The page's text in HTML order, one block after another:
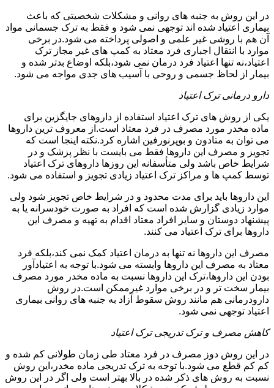
در این روش به جنبه های روانی و مشکلات شخصیتی که باعث
بیماری اعتیاد شده اند توجهی نمی شود و فقط به ترک جسمانی مواد
آن هم با روشی غیر علمی و اصولی پرداخته می شود.در برخی
موارد با انتقال اجباری فرد معتاد به کمپ های غیر مجاز ترک
اعتیاد،نه تنها اعتیاد فرد درمان نمی شود،بلکه اوضاع بدتر شده و
بیمار از لحاظ جسمی و روحی با آسیب های جدی مواجه می شود.
دارو درمانی ترک اعتیاد
یکی از روش های ترک اعتیاد استفاده از داروهای جایگزین برای
ماده مخدر مورد مصرف در فرد معتاد است.از معروف ترین داروها
می توان به متادون و بوپرنورفین اشاره کرد.نکته اینجا است که
تجویز و مصرف این داروها فقط می بایست با نظر پزشک و در
شرایط خاص باشد ولی متأسفانه این روزها داروهای ترک اعتیاد
توسط کمپ ها و مراکز ترک اعتیاد زیادی تجویز و استفاده می شود.
این داروها باید برای مدت محدود و در شرایط خاص تجویز شود ولی
موارد زیادی گزارش شده است که افراد به صورت خودسرانه یا به
پیشنهاد دوستان و سایر افراد معتاد اقدام به تهیه و مصرف این
داروها برای ترک اعتیاد می کنند.
مصرف این داروها نه تنها به درمان اعتیاد کمک نمی کند،بلکه فرد
معتاد به مصرف این داروها وابسته می شود.با توجه به اعتیادآور
بودن این داروها،ترک این داروها نسبت به ماده مخدر مورد مصرف
بیمار سخت تر و در برخی موارد غیرممکن است.در روش
دارودرمانی هم مانند روش سقوط آزاد به جنبه های روانی بیماری
اعتیاد توجهی نمی شود.
کاهش مصرف و ترک تدریجی ترک اعتیاد
در این روش دوز مصرف در فرد معتاد طی زمان طولانی کم شده و
کم کم قطع می شود.با توجه به ترک تدریجی ماده مخدر،این روش
نسبت به روش های ذکر شده در بالا بهتر است ولی اگر در این روش